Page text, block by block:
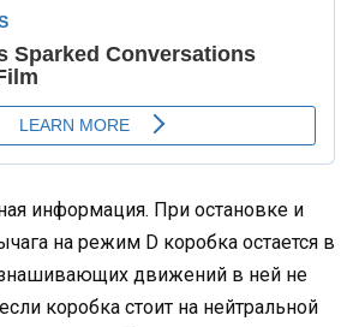
информация. При остановке и
на режим D коробка остается в
движений в ней не
коробка стоит на нейтральной